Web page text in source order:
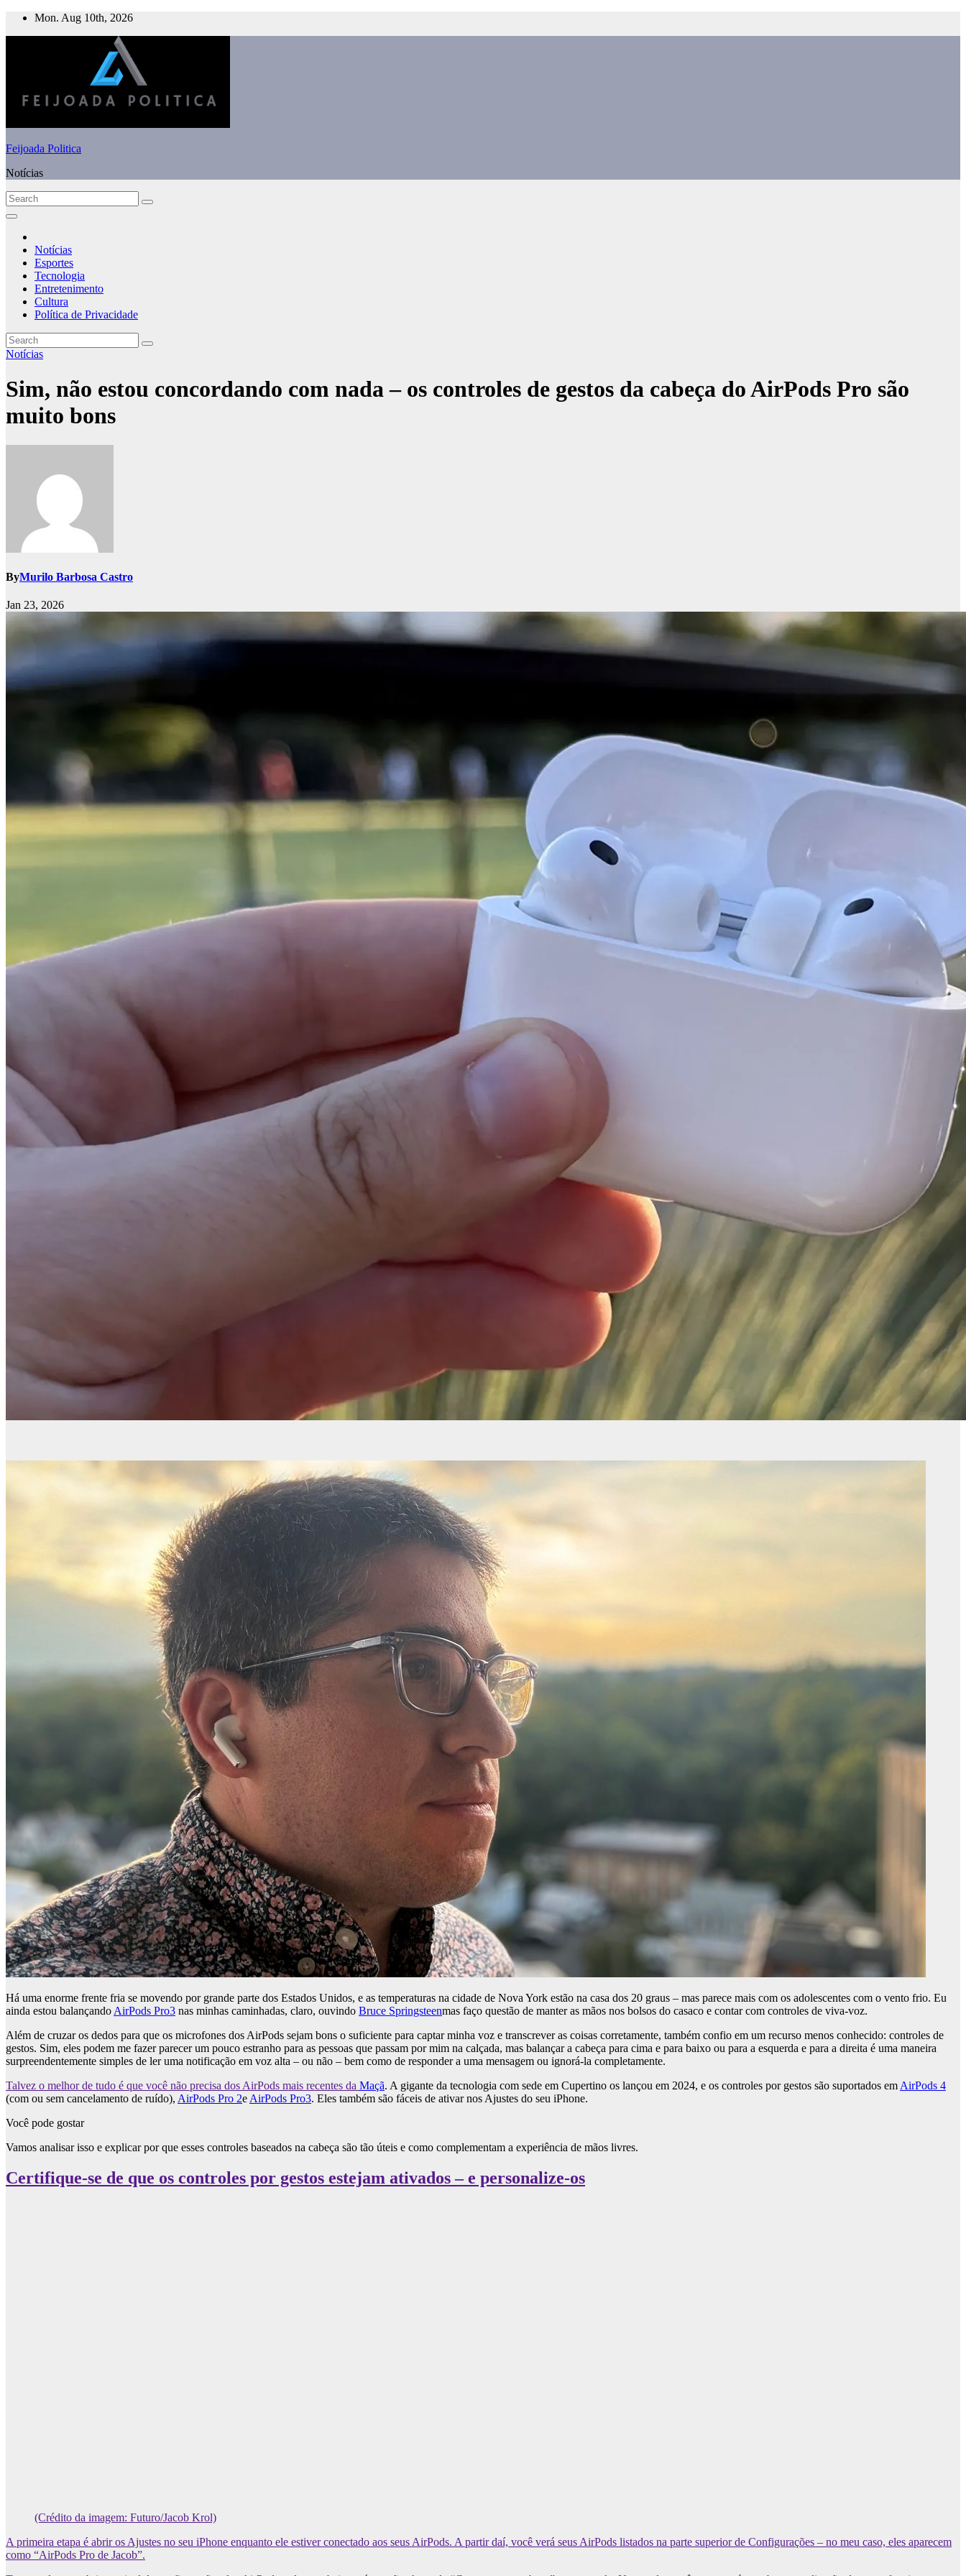
Skip
Mon. Aug 10th, 2026
Feijoada Politica
Notícias
Notícias
Esportes
Tecnologia
Entretenimento
Cultura
Política de Privacidade
Notícias
Sim, não estou concordando com nada – os controles de gestos da cabeça do AirPods Pro são
muito bons
ByMurilo Barbosa Castro
Jan 23, 2026
Há uma enorme frente fria se movendo por grande parte dos Estados Unidos, e as temperaturas na cidade de Nova York estão na casa dos 20 graus – mas parece mais com os adolescentes com o vento frio. Eu
ainda estou balançandoAirPods Pro3 nas minhas caminhadas, claro, ouvindo Bruce Springsteenmas faço questão de manter as mãos nos bolsos do casaco e contar com controles de viva-voz.
Além de cruzar os dedos para que os microfones dos AirPods sejam bons o suficiente para captar minha voz e transcrever as coisas corretamente, também confio em um recurso menos conhecido: controles de
gestos. Sim, eles podem me fazer parecer um pouco estranho para as pessoas que passam por mim na calçada, mas balançar a cabeça para cima e para baixo ou para a esquerda e para a direita é uma maneira
surpreendentemente simples de ler uma notificação em voz alta – ou não – bem como de responder a uma mensagem ou ignorá-la completamente.
Talvez o melhor de tudo é que você não precisa dos AirPods mais recentes da Maçã. A gigante da tecnologia com sede em Cupertino os lançou em 2024, e os controles por gestos são suportados emAirPods 4
(com ou sem cancelamento de ruído), AirPods Pro 2eAirPods Pro3. Eles também são fáceis de ativar nos Ajustes do seu iPhone.
Você pode gostar
Vamos analisar isso e explicar por que esses controles baseados na cabeça são tão úteis e como complementam a experiência de mãos livres.
Certifique-se de que os controles por gestos estejam ativados – e personalize-os
(Crédito da imagem: Futuro/Jacob Krol)
A primeira etapa é abrir os Ajustes no seu iPhone enquanto ele estiver conectado aos seus AirPods. A partir daí, você verá seus AirPods listados na parte superior de Configurações – no meu caso, eles aparecem
como “AirPods Pro de Jacob”.